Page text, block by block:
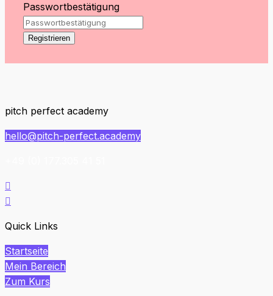
Passwortbestätigung
Registrieren
pitch perfect academy
hello@pitch-perfect.academy


Quick Links
Startseite
Mein Bereich
Zum Kurs